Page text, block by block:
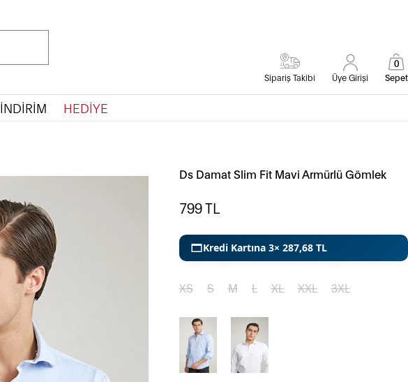
Sipariş Takibi Üye Girişi Sepet
0
İNDİRİM HEDİYE
Ds Damat Slim Fit Mavi Armürlü Gömlek
799TL
Kredi Kartına 3× 287,68 TL
XS S M L XL XXL 3XL